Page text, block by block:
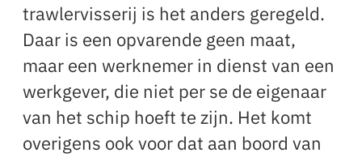
trawlervisserij is het anders geregeld.
Daar is een opvarende geen maat,
maar een werknemer in dienst van een
werkgever, die niet per se de eigenaar
van het schip hoeft te zijn. Het komt
overigens ook voor dat aan boord van